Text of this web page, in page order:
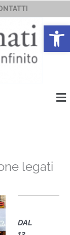
legati
DAL
Apri la